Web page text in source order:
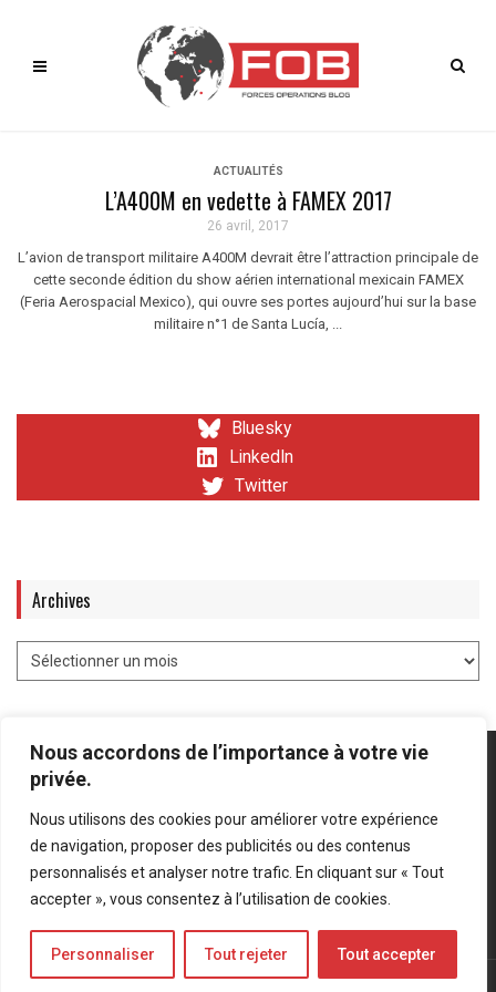
Nous accordons de l’importance à votre vie
privée.
Nous utilisons des cookies pour améliorer votre expérience
de navigation, proposer des publicités ou des contenus
personnalisés et analyser notre trafic. En cliquant sur « Tout
accepter », vous consentez à l’utilisation de cookies.
Personnaliser Tout rejeter Tout accepter
ACTUALITÉS
L’A400M en vedette à FAMEX 2017
26 avril, 2017
L’avion de transport militaire A400M devrait être l’attraction principale de
cette seconde édition du show aérien international mexicain FAMEX
(Feria Aerospacial Mexico), qui ouvre ses portes aujourd’hui sur la base
militaire n°1 de Santa Lucía, ...
Bluesky
LinkedIn
Twitter
Archives
Mentions légales Politique de confidentialité
Bluesky
LinkedIn
Twitter
© Forces Operations Blog - 2022